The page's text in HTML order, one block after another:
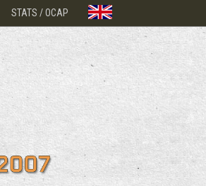
STATS / OCAP